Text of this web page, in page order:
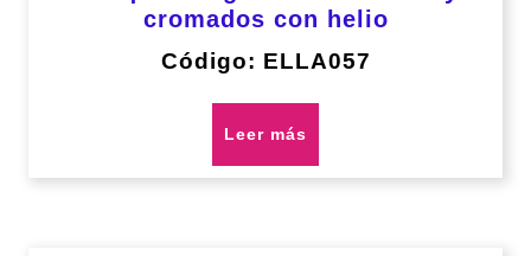
cromados con helio
Código: ELLA057
Leer más